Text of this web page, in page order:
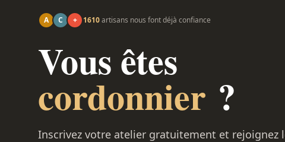
A C + 1610artisans nous font déjà confiance
Vous êtes
cordonnier ?
Inscrivez votre atelier gratuitement et rejoignez